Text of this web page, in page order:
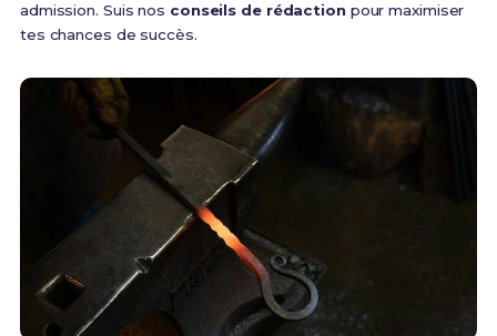
admission. Suis nos conseils de rédactionpour maximiser
tes chances de succès.